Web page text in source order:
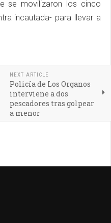
se movilizaron los cinco
incautada- para llevar a
NEXT ARTICLE
Policía de Los Organos
interviene a dos
pescadores tras golpear
a menor